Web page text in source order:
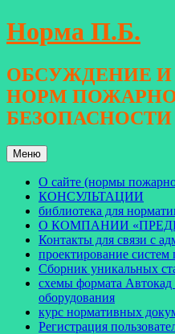
Перейти
к
Норма П.Б.
ОБСУЖДЕНИЕ И
НОРМ
БЕЗОПАСНОСТИ
Меню
О сайте (нормы
КОНСУЛЬТАЦИИ
библиотека для
О КОМПАНИИ
Контакты для связи с
проектирование систем
Сборник уникальных
схемы формата
оборудования
курс нормативных
Регистрация